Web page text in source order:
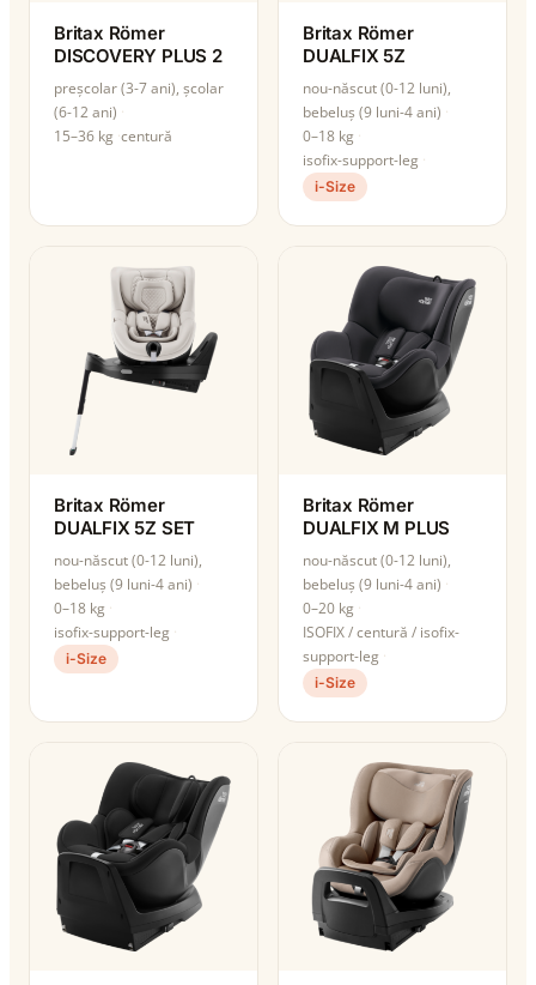
Britax Römer
DISCOVERY PLUS 2
preșcolar (3-7 ani), școlar
(6-12 ani)
15–36 kg centură
Britax Römer
DUALFIX 5Z
nou-născut (0-12 luni),
bebeluș (9 luni-4 ani)
0–18 kg
isofix-support-leg
i-Size
Britax Römer
DUALFIX 5Z SET
nou-născut (0-12 luni),
bebeluș (9 luni-4 ani)
0–18 kg
isofix-support-leg
i-Size
Britax Römer
DUALFIX M PLUS
nou-născut (0-12 luni),
bebeluș (9 luni-4 ani)
0–20 kg
ISOFIX / centură / isofix-
support-leg
i-Size